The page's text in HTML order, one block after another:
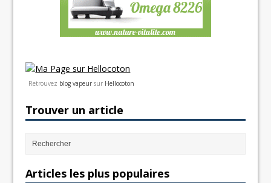
Retrouvez blog vapeur sur Hellocoton
Trouver un article
Articles les plus populaires